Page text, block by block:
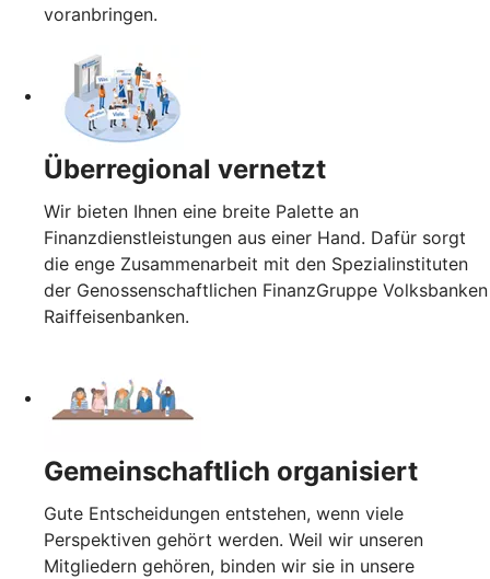
voranbringen.
Überregional vernetzt
Wir bieten Ihnen eine breite Palette an
Finanzdienstleistungen aus einer Hand. Dafür sorgt
die enge Zusammenarbeit mit den Spezialinstituten
der Genossenschaftlichen FinanzGruppe Volksbanken
Raiffeisenbanken.
Gemeinschaftlich organisiert
Gute Entscheidungen entstehen, wenn viele
Perspektiven gehört werden. Weil wir unseren
Mitgliedern gehören, binden wir sie in unsere